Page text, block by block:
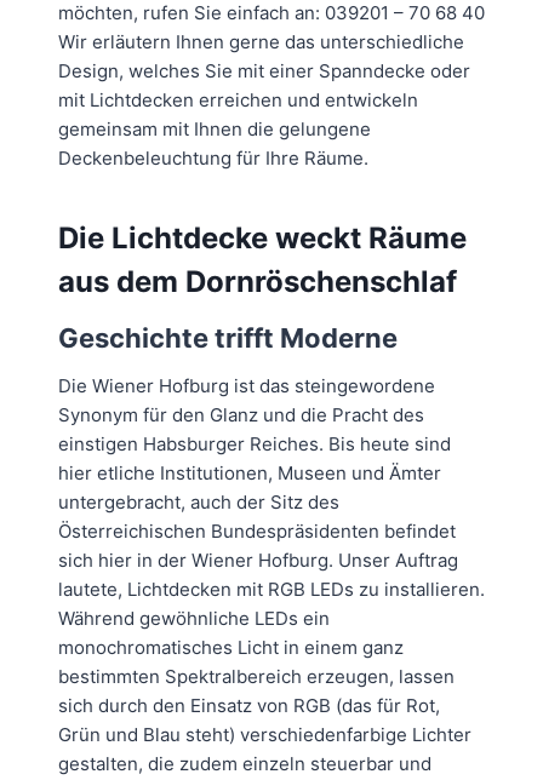
möchten, rufen Sie einfach an: 039201 – 70 68 40
Wir erläutern Ihnen gerne das unterschiedliche
Design, welches Sie mit einer Spanndecke oder
mit Lichtdecken erreichen und entwickeln
gemeinsam mit Ihnen die gelungene
Deckenbeleuchtung für Ihre Räume.
Die Lichtdecke weckt Räume
aus dem Dornröschenschlaf
Geschichte trifft Moderne
Die Wiener Hofburg ist das steingewordene
Synonym für den Glanz und die Pracht des
einstigen Habsburger Reiches. Bis heute sind
hier etliche Institutionen, Museen und Ämter
untergebracht, auch der Sitz des
Österreichischen Bundespräsidenten befindet
sich hier in der Wiener Hofburg. Unser Auftrag
lautete, Lichtdecken mit RGB LEDs zu installieren.
Während gewöhnliche LEDs ein
monochromatisches Licht in einem ganz
bestimmten Spektralbereich erzeugen, lassen
sich durch den Einsatz von RGB (das für Rot,
Grün und Blau steht) verschiedenfarbige Lichter
gestalten, die zudem einzeln steuerbar und